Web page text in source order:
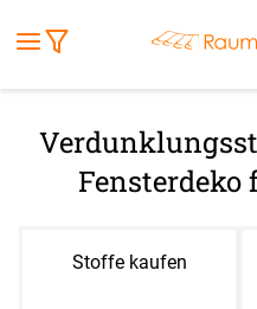
Stoffe
Markise
Fensterdeko
Stoffe kaufen